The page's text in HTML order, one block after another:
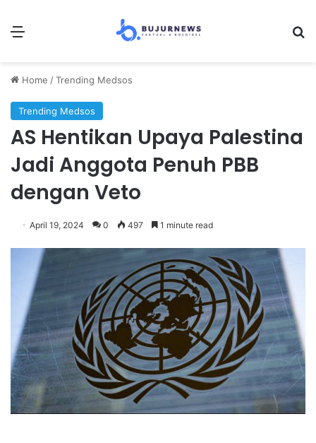
Menu
Home /Trending Medsos
Trending Medsos
AS Hentikan Upaya Palestina
Jadi Anggota Penuh PBB
dengan Veto
April 19, 2024 0 497 1 minute read